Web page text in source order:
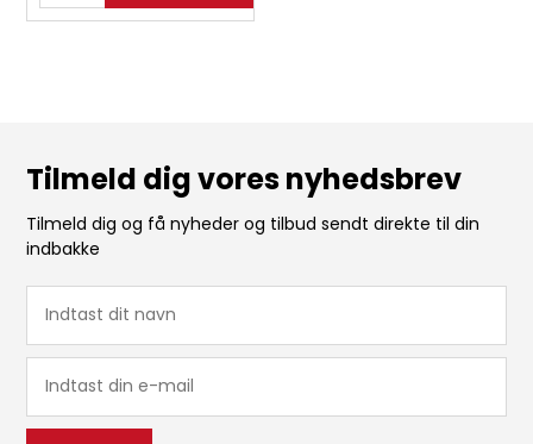
Tilmeld dig vores nyhedsbrev
Tilmeld dig og få nyheder og tilbud sendt direkte til din
indbakke